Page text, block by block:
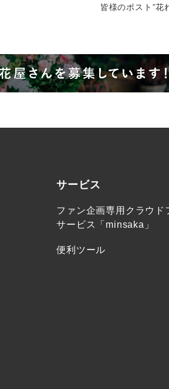
皆様のポスト”花
サービス
ファン企画専用クラウド
サービス「minsaka」
便利ツール